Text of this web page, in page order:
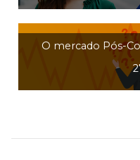
O mercado Pós-